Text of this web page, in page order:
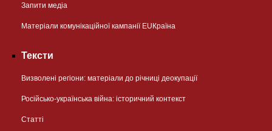
Запити медіа
Матеріали комунікаційної кампанії EUКраїна
Тексти
Визволені регіони: матеріали до річниці деокупації
Російсько-українська війна: історичний контекст
Статті